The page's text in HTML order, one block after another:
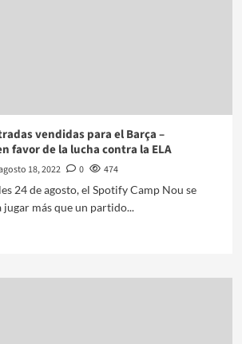
vendidas para el Barça –
favor de la lucha contra la ELA
18, 2022 0
474
24 de agosto, el Spotify Camp Nou se
jugar más que un partido...